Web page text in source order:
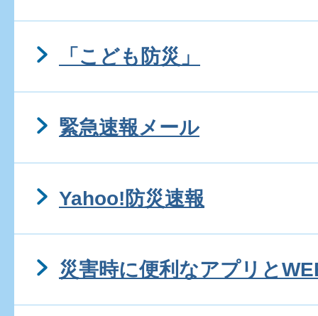
「こども防災」
緊急速報メール
Yahoo!防災速報
災害時に便利なアプリと